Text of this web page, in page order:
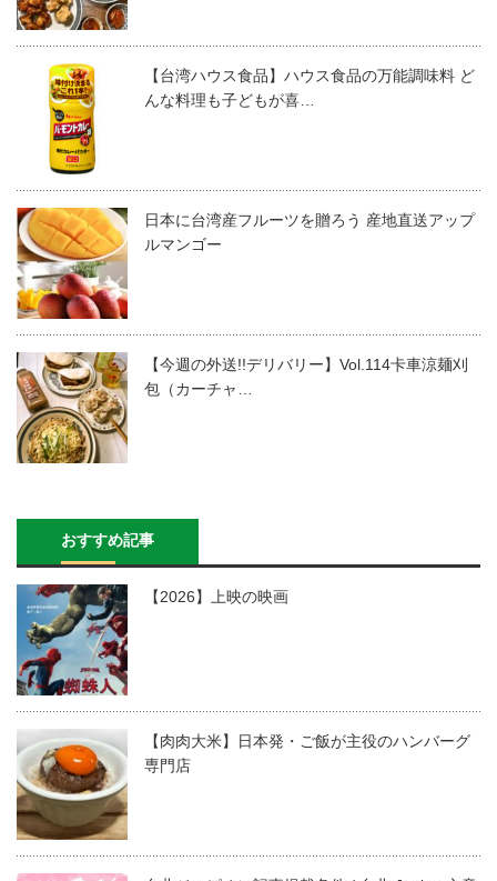
【台湾ハウス食品】ハウス食品の万能調味料 ど
んな料理も子どもが喜…
日本に台湾産フルーツを贈ろう 産地直送アップ
ルマンゴー
【今週の外送!!デリバリー】Vol.114卡車涼麺刈
包（カーチャ…
おすすめ記事
【2026】上映の映画
【肉肉大米】日本発・ご飯が主役のハンバーグ
専門店